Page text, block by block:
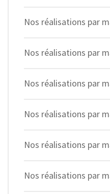
Nos réalisations par
Nos réalisations par
Nos réalisations par
Nos réalisations par
Nos réalisations par
Nos réalisations par